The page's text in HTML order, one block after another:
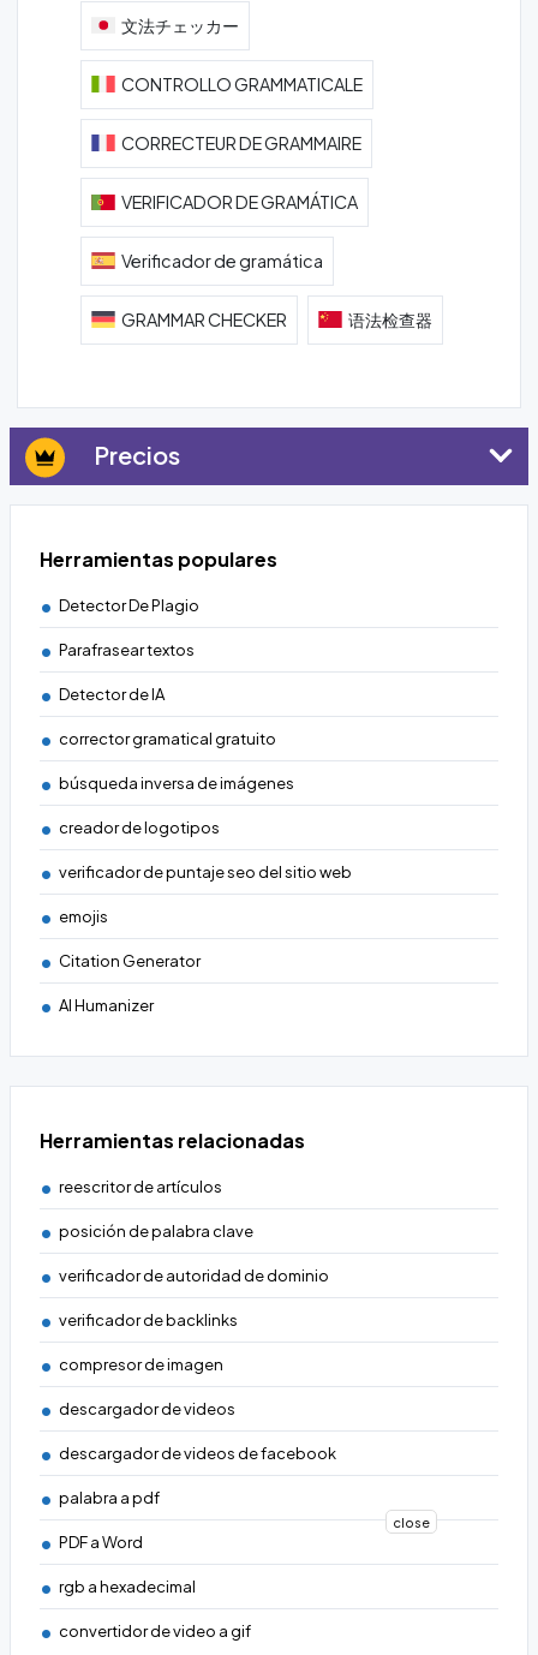
文法チェッカー
CONTROLLO GRAMMATICALE
CORRECTEUR DE GRAMMAIRE
VERIFICADOR DE GRAMÁTICA
Verificador de gramática
GRAMMAR CHECKER 语法检查器
Precios
Herramientas populares
Detector De Plagio
Parafrasear textos
Detector de IA
corrector gramatical gratuito
búsqueda inversa de imágenes
creador de logotipos
verificador de puntaje seo del sitio web
emojis
Citation Generator
AI Humanizer
Herramientas relacionadas
reescritor de artículos
posición de palabra clave
verificador de autoridad de dominio
verificador de backlinks
compresor de imagen
descargador de videos
descargador de videos de facebook
palabra a pdf
PDF a Word
rgb a hexadecimal
convertidor de video a gif
close